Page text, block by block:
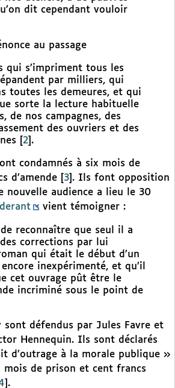
dit cependant vouloir
au passage
qui s’impriment tous les
par milliers, qui
toutes les demeures, et qui
sorte la lecture habituelle
de nos campagnes, des
des ouvriers et des
2 .
condamnés à six mois de
d’amende
3 . Ils font opposition
nouvelle audience a lieu le 30
vient témoigner :
de reconnaître que seul il a
corrections par lui
qui était le début d’un
inexpérimenté, et qu’il
cet ouvrage pût être le
incriminé sous le point de
sont défendus par Jules Favre et
Hennequin. Ils sont déclarés
d’outrage à la morale publique »
mois de prison et cent francs
.